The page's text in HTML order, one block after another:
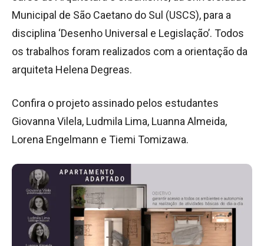
Municipal de São Caetano do Sul (USCS), para a
disciplina ‘Desenho Universal e Legislação’. Todos
os trabalhos foram realizados com a orientação da
arquiteta Helena Degreas.
Confira o projeto assinado pelos estudantes
Giovanna Vilela, Ludmila Lima, Luanna Almeida,
Lorena Engelmann e Tiemi Tomizawa.